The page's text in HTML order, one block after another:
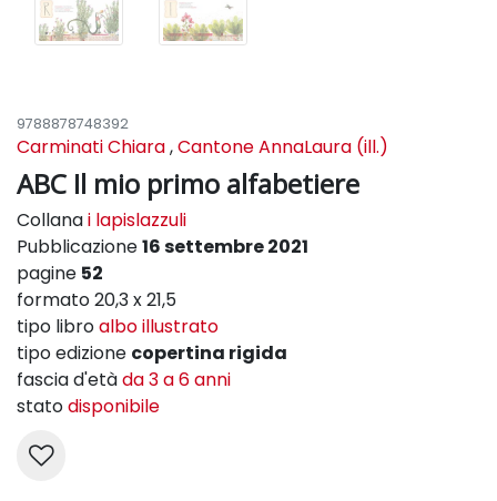
9788878748392
Carminati Chiara,Cantone AnnaLaura (ill.)
ABC Il mio primo alfabetiere
Collanai lapislazzuli
Pubblicazione16 settembre 2021
pagine 52
formato 20,3 x 21,5
tipo libroalbo illustrato
tipo edizione copertina rigida
fascia d'etàda 3 a 6 anni
statodisponibile